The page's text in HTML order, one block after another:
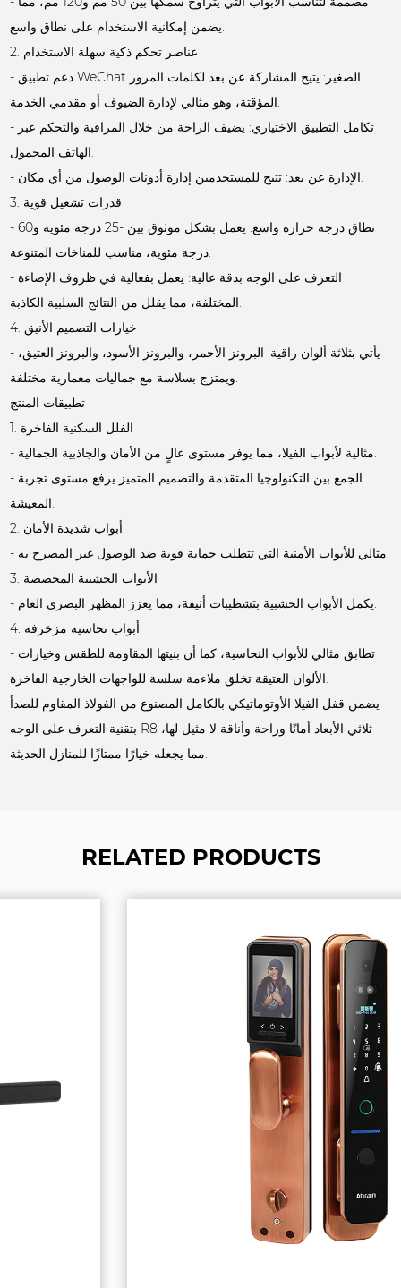
يضمن إمكانية الاستخدام على نطاق واسع.
2. عناصر تحكم ذكية سهلة الاستخدام
- دعم تطبيق WeChat الصغير: يتيح المشاركة عن بعد لكلمات المرور
المؤقتة، وهو مثالي لإدارة الضيوف أو مقدمي الخدمة.
- تكامل التطبيق الاختياري: يضيف الراحة من خلال المراقبة والتحكم عبر
الهاتف المحمول.
- الإدارة عن بعد: تتيح للمستخدمين إدارة أذونات الوصول من أي مكان.
3. قدرات تشغيل قوية
- نطاق درجة حرارة واسع: يعمل بشكل موثوق بين -25 درجة مئوية و60
درجة مئوية، مناسب للمناخات المتنوعة.
- التعرف على الوجه بدقة عالية: يعمل بفعالية في ظروف الإضاءة
المختلفة، مما يقلل من النتائج السلبية الكاذبة.
4. خيارات التصميم الأنيق
- يأتي بثلاثة ألوان راقية: البرونز الأحمر، والبرونز الأسود، والبرونز العتيق،
ويمتزج بسلاسة مع جماليات معمارية مختلفة.
تطبيقات المنتج
1. الفلل السكنية الفاخرة
- مثالية لأبواب الفيلا، مما يوفر مستوى عالٍ من الأمان والجاذبية الجمالية.
- الجمع بين التكنولوجيا المتقدمة والتصميم المتميز يرفع مستوى تجربة
المعيشة.
2. أبواب شديدة الأمان
- مثالي للأبواب الأمنية التي تتطلب حماية قوية ضد الوصول غير المصرح به.
3. الأبواب الخشبية المخصصة
- يكمل الأبواب الخشبية بتشطيبات أنيقة، مما يعزز المظهر البصري العام.
4. أبواب نحاسية مزخرفة
- تطابق مثالي للأبواب النحاسية، كما أن بنيتها المقاومة للطقس وخيارات
الألوان العتيقة تخلق ملاءمة سلسة للواجهات الخارجية الفاخرة.
يضمن قفل الفيلا الأوتوماتيكي بالكامل المصنوع من الفولاذ المقاوم للصدأ
بتقنية التعرف على الوجه R8 ثلاثي الأبعاد أمانًا وراحة وأناقة لا مثيل لها،
مما يجعله خيارًا ممتازًا للمنازل الحديثة.
RELATED PRODUCTS